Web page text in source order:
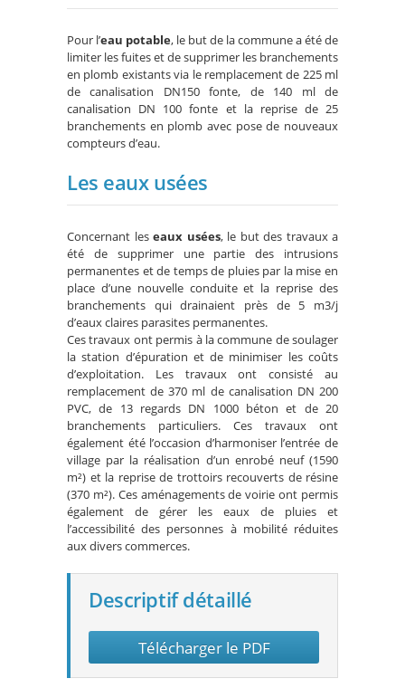
Pour l’eau potable, le but de la commune a été de
limiter les fuites et de supprimer les branchements
en plomb existants via le remplacement de 225 ml
de canalisation DN150 fonte, de 140 ml de
canalisation DN 100 fonte et la reprise de 25
branchements en plomb avec pose de nouveaux
compteurs d’eau.
Les eaux usées
Concernant les eaux usées, le but des travaux a
été de supprimer une partie des intrusions
permanentes et de temps de pluies par la mise en
place d’une nouvelle conduite et la reprise des
branchements qui drainaient près de 5 m3/j
d’eaux claires parasites permanentes.
Ces travaux ont permis à la commune de soulager
la station d’épuration et de minimiser les coûts
d’exploitation. Les travaux ont consisté au
remplacement de 370 ml de canalisation DN 200
PVC, de 13 regards DN 1000 béton et de 20
branchements particuliers. Ces travaux ont
également été l’occasion d’harmoniser l’entrée de
village par la réalisation d’un enrobé neuf (1590
m²) et la reprise de trottoirs recouverts de résine
(370 m²). Ces aménagements de voirie ont permis
également de gérer les eaux de pluies et
l’accessibilité des personnes à mobilité réduites
aux divers commerces.
Descriptif détaillé
Télécharger le PDF